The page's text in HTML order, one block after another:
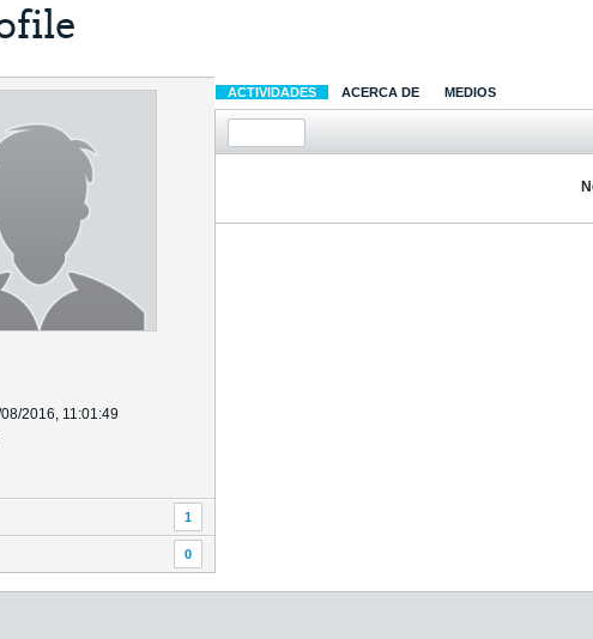
2016, 11:01:49
1
0
ACTIVIDADES ACERCA DE MEDIOS